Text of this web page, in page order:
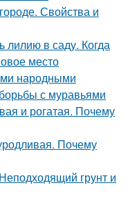
Свойства и
лилию в саду. Когда
место
народными
с муравьями
и рогатая. Почему
Почему
грунт и